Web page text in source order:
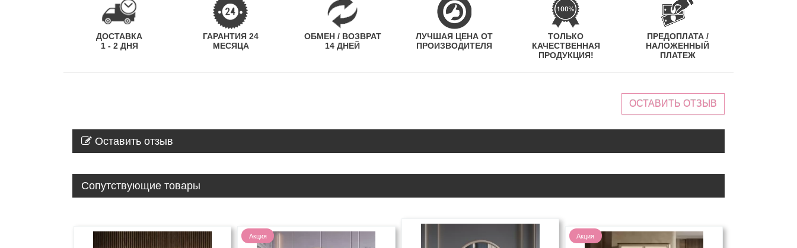
ДОСТАВКА
1 - 2 ДНЯ
ГАРАНТИЯ 24
МЕСЯЦА
ОБМЕН / ВОЗВРАТ
14 ДНЕЙ
ЛУЧШАЯ ЦЕНА ОТ
ПРОИЗВОДИТЕЛЯ
ТОЛЬКО
КАЧЕСТВЕННАЯ
ПРОДУКЦИЯ!
ПРЕДОПЛАТА /
НАЛОЖЕННЫЙ
ПЛАТЕЖ
ОСТАВИТЬ ОТЗЫВ
Оставить отзыв
Сопутствующие товары
Акция Акция